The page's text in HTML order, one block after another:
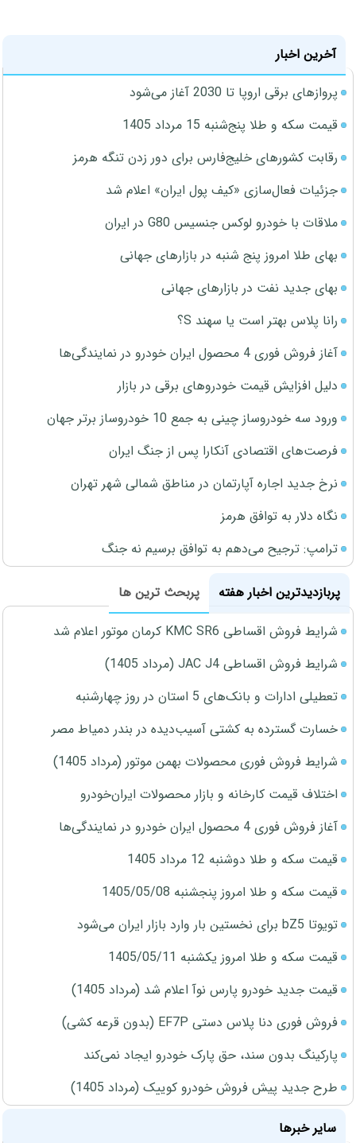
آخرین اخبار
پروازهای برقی اروپا تا 2030 آغاز می‌شود
قیمت سکه و طلا پنج‌شنبه 15 مرداد 1405
رقابت کشورهای خلیج‌فارس برای دور زدن تنگه هرمز
جزئیات فعال‌سازی «کیف پول ایران» اعلام شد
ملاقات با خودرو لوکس جنسیس G80 در ایران
بهای طلا امروز پنج شنبه در بازارهای جهانی
بهای جدید نفت در بازارهای جهانی
رانا پلاس بهتر است یا سهند S؟
آغاز فروش فوری 4 محصول ایران خودرو در نمایندگی‌ها
دلیل افزایش قیمت خودروهای برقی در بازار
ورود سه خودروساز چینی به جمع 10 خودروساز برتر جهان
فرصت‌های اقتصادی آنکارا پس از جنگ ایران
نرخ جدید اجاره آپارتمان در مناطق شمالی شهر تهران
نگاه دلار به توافق هرمز
ترامپ: ترجیح می‌دهم به توافق برسیم نه جنگ
پربازدیدترین اخبار هفته
پربحث ترین ها
شرایط فروش اقساطی KMC SR6 کرمان موتور اعلام شد
شرایط فروش اقساطی JAC J4 (مرداد 1405)
تعطیلی ادارات و بانک‌های 5 استان در روز چهارشنبه
خسارت گسترده به کشتی آسیب‌دیده در بندر دمیاط مصر
شرایط فروش فوری محصولات بهمن موتور (مرداد 1405)
اختلاف قیمت کارخانه و بازار محصولات ایران‌خودرو
آغاز فروش فوری 4 محصول ایران خودرو در نمایندگی‌ها
قیمت سکه و طلا دوشنبه 12 مرداد 1405
قیمت سکه و طلا امروز پنجشنبه 1405/05/08
تویوتا bZ5 برای نخستین بار وارد بازار ایران می‌شود
قیمت سکه و طلا امروز یکشنبه 1405/05/11
قیمت جدید خودرو پارس نوآ اعلام شد (مرداد 1405)
فروش فوری دنا پلاس دستی EF7P (بدون قرعه کشی)
پارکینگ بدون سند، حق پارک خودرو ایجاد نمی‌کند
طرح جدید پیش فروش خودرو کوییک (مرداد 1405)
سایر خبرها